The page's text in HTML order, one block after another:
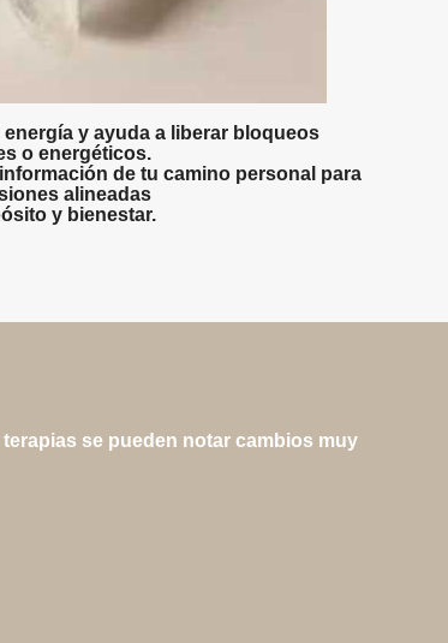
y ayuda a liberar bloqueos
o energéticos.
de tu camino personal para
alineadas
y bienestar.
se pueden notar cambios muy